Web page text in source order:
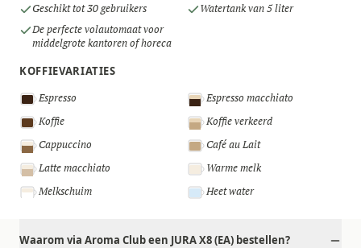
Geschikt tot 30 gebruikers
Watertank van 5 liter
De perfecte volautomaat voor
middelgrote kantoren of horeca
KOFFIEVARIATIES
Espresso
Espresso macchiato
Koffie
Koffie verkeerd
Cappuccino
Café au Lait
Latte macchiato
Warme melk
Melkschuim
Heet water
Waarom via Aroma Club een JURA X8 (EA) bestellen?